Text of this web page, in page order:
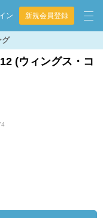
ン 新規会員登録
グ
(ウィングス・コ